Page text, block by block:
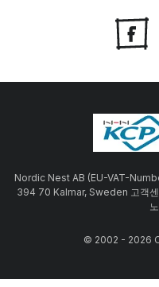
Nordic Nest AB (EU-VAT-
394 70 Kalmar, Sweden 고객
© 2002 - 2026